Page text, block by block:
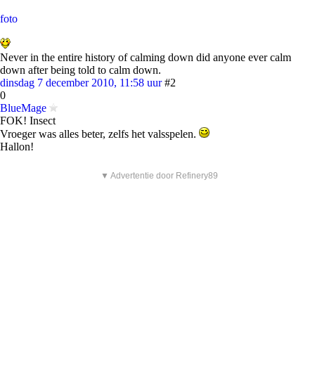
foto
Never in the entire history of calming down did anyone ever calm
down after being told to calm down.
dinsdag 7 december 2010, 11:58 uur #2
0
BlueMage
FOK! Insect
Vroeger was alles beter, zelfs het valsspelen.
Hallon!
▼ Advertentie door Refinery89